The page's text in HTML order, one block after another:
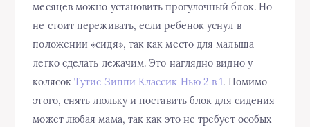
месяцев можно установить прогулочный блок. Но
не стоит переживать, если ребенок уснул в
положении «сидя», так как место для малыша
легко сделать лежачим. Это наглядно видно у
колясокТутис Зиппи Классик Нью 2 в 1. Помимо
этого, снять люльку и поставить блок для сидения
может любая мама, так как это не требует особых